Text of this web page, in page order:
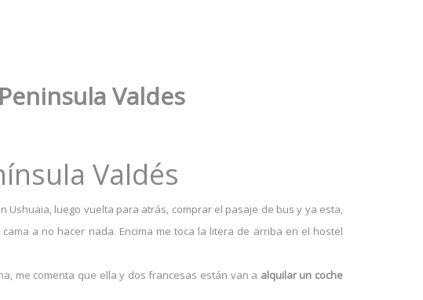
Valdes
Valdés
luego vuelta para atrás, comprar el pasaje de bus y ya esta,
a no hacer nada. Encima me toca la litera de arriba en el hostel
me comenta que ella y dos francesas están van a alquilar un coche